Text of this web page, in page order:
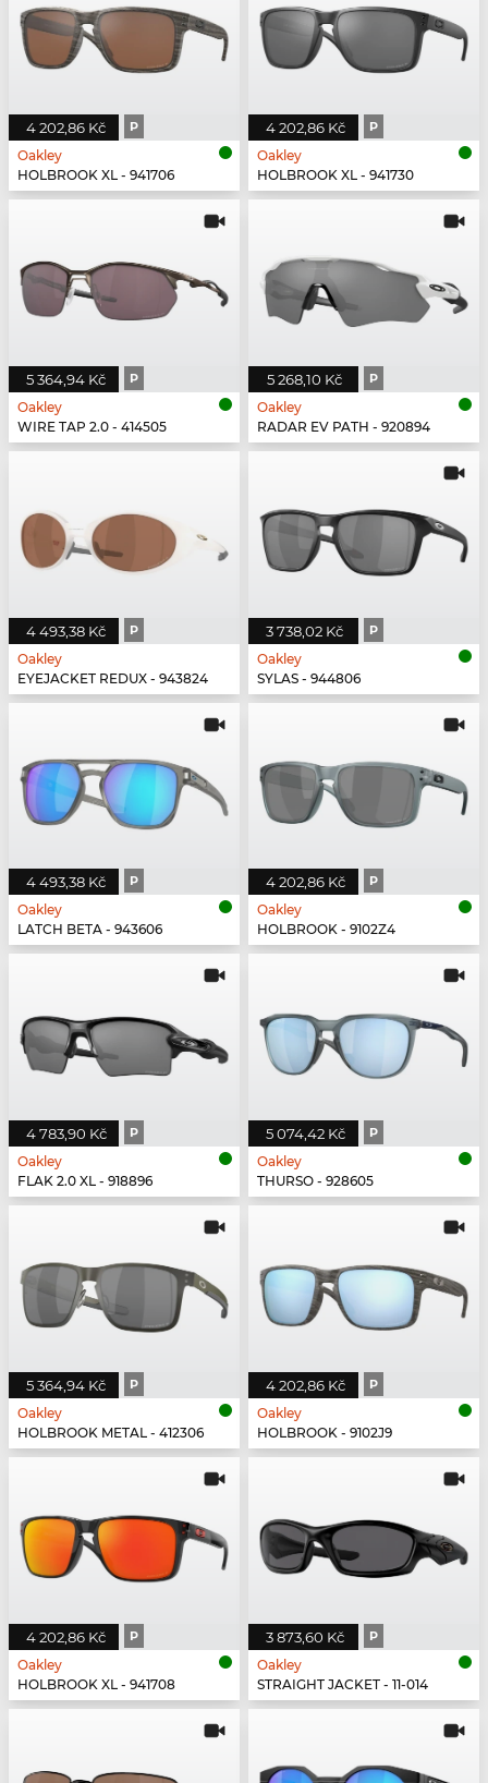
4 202,86 Kč P
Oakley
HOLBROOK XL - 941706
4 202,86 Kč P
Oakley
HOLBROOK XL - 941730
5 364,94 Kč P
Oakley
WIRE TAP 2.0 - 414505
5 268,10 Kč P
Oakley
RADAR EV PATH - 920894
4 493,38 Kč P
Oakley
EYEJACKET REDUX - 943824
3 738,02 Kč P
Oakley
SYLAS - 944806
4 493,38 Kč P
Oakley
LATCH BETA - 943606
4 202,86 Kč P
Oakley
HOLBROOK - 9102Z4
4 783,90 Kč P
Oakley
FLAK 2.0 XL - 918896
5 074,42 Kč P
Oakley
THURSO - 928605
5 364,94 Kč P
Oakley
HOLBROOK METAL - 412306
4 202,86 Kč P
Oakley
HOLBROOK - 9102J9
4 202,86 Kč P
Oakley
HOLBROOK XL - 941708
3 873,60 Kč P
Oakley
STRAIGHT JACKET - 11-014